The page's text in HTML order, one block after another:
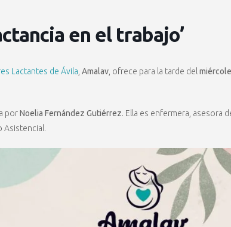
en el trabajo’
Lactantes de Ávila Amalav , ofrece para la tarde del
porNoelia Fernández Gutiérrez. Ella es enfermera, asesora
Asistencial.